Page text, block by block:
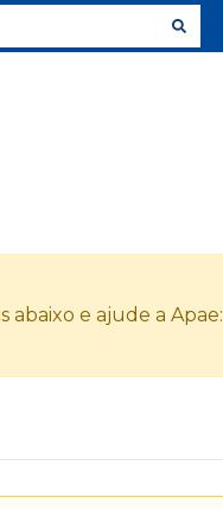
abaixo e ajude a Apae: